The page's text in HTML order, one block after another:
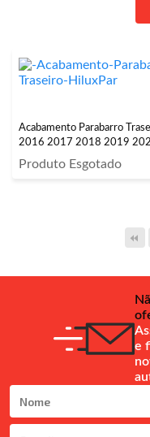
Acabamento Parabarro
2016 2017 2018 2019
Produto Esgotado
e